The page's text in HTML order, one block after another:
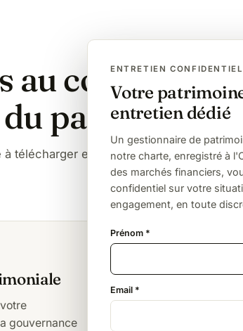
au cœur de la
patrimoine
à télécharger et nos analyses — pour
gouvernance
Transmettre à vos
ENTRETIEN CONFIDENTIEL
Votre
entretien dédié
Un gestionnaire de
notre charte, enregistré à
des marchés financiers,
confidentiel sur votre
engagement, en toute
Prénom *
Email *